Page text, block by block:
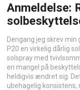
Anmeldelse:
Dengang jeg skrev
P20 en virkelig dårlig
solspray med
en mangel på
heldigvis ændret sig.
ubehagelig konsistens,